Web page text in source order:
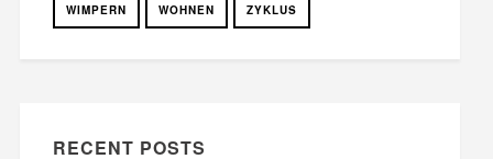
WIMPERN WOHNEN ZYKLUS
RECENT POSTS